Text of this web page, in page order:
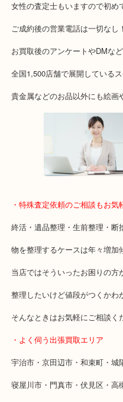
枚方市・八幡市・交野市・井
木津川市・精華町・宇治田原町
・当店特徴
アル・プラザ京田辺店の一階
施設の屋上駐車場２時間無料
女性の査定士もいますので
ご成約後の営業電話は一切な
お買取後のアンケートやDM
全国1,500店舗で展開してい
貴金属などのお品以外にも
・特殊査定依頼のご相談もお
終活・遺品整理・生前整理・
物を整理するケースは年々増